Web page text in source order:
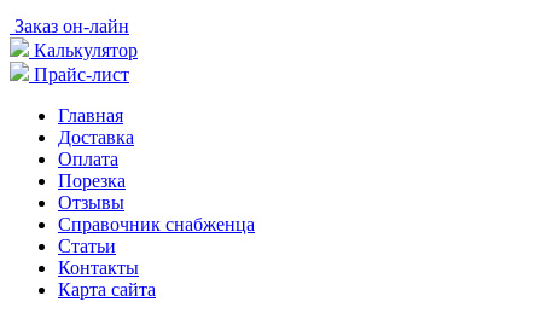
Заказ он-лайн
Калькулятор
Прайс-лист
Главная
Доставка
Оплата
Порезка
Отзывы
Справочник снабженца
Статьи
Контакты
Карта сайта